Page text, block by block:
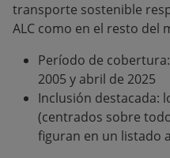
transporte sostenible
ALC como en el resto del
Período de
2005 y abril de 2025
Inclusión destacada:
(centrados sobre
figuran en un listado